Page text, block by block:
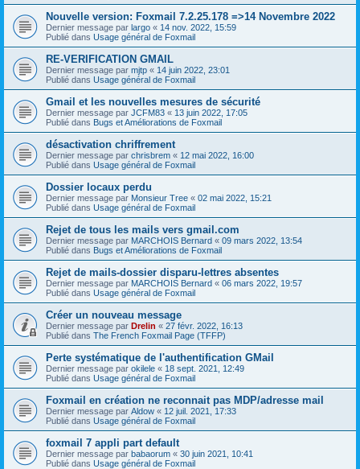
Nouvelle version: Foxmail 7.2.25.178 =>14 Novembre 2022
Dernier message par largo « 14 nov. 2022, 15:59
Publié dans Usage général de Foxmail
RE-VERIFICATION GMAIL
Dernier message par mjtp « 14 juin 2022, 23:01
Publié dans Usage général de Foxmail
Gmail et les nouvelles mesures de sécurité
Dernier message par JCFM83 « 13 juin 2022, 17:05
Publié dans Bugs et Améliorations de Foxmail
désactivation chriffrement
Dernier message par chrisbrem « 12 mai 2022, 16:00
Publié dans Usage général de Foxmail
Dossier locaux perdu
Dernier message par Monsieur Tree « 02 mai 2022, 15:21
Publié dans Usage général de Foxmail
Rejet de tous les mails vers gmail.com
Dernier message par MARCHOIS Bernard « 09 mars 2022, 13:54
Publié dans Bugs et Améliorations de Foxmail
Rejet de mails-dossier disparu-lettres absentes
Dernier message par MARCHOIS Bernard « 06 mars 2022, 19:57
Publié dans Usage général de Foxmail
Créer un nouveau message
Dernier message par Drelin « 27 févr. 2022, 16:13
Publié dans The French Foxmail Page (TFFP)
Perte systématique de l'authentification GMail
Dernier message par okilele « 18 sept. 2021, 12:49
Publié dans Usage général de Foxmail
Foxmail en création ne reconnait pas MDP/adresse mail
Dernier message par Aldow « 12 juil. 2021, 17:33
Publié dans Usage général de Foxmail
foxmail 7 appli part default
Dernier message par babaorum « 30 juin 2021, 10:41
Publié dans Usage général de Foxmail